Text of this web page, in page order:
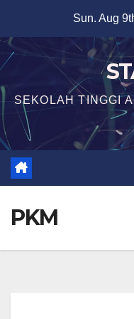
content
Sun. Aug
SEKOLAH TINGGI
PKM